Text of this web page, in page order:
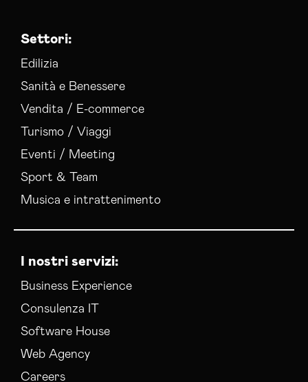
Gestione Campagne Google Ads Catanzaro
Gestione Social Media Catanzaro
Social Media Advertising Catanzaro
Social Media Manager Catanzaro
Sviluppo Ecommerce Catanzaro
Web Agency Catanzaro
Settori:
Edilizia
Sanità e Benessere
Vendita / E-commerce
Turismo / Viaggi
Eventi / Meeting
Sport & Team
Musica e intrattenimento
I nostri servizi:
Business Experience
Consulenza IT
Software House
Web Agency
Careers